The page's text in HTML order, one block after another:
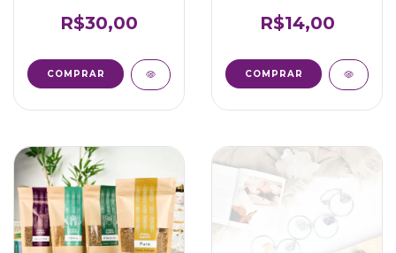
R$30,00
COMPRAR
R$14,00
COMPRAR